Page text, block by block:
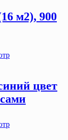
м2), 900
цвет